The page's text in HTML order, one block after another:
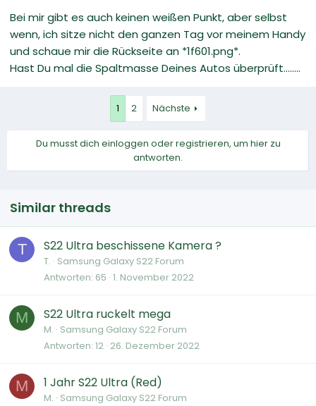
Bei mir gibt es auch keinen weißen Punkt, aber selbst
wenn, ich sitze nicht den ganzen Tag vor meinem Handy
und schaue mir die Rückseite an *1f601.png*.
Hast Du mal die Spaltmasse Deines Autos überprüft........
1 2 Nächste
Du musst dich einloggen oder registrieren, um hier zu
antworten.
Similar threads
T S22 Ultra beschissene Kamera ?
T. Samsung Galaxy S22 Forum
Antworten 65 1. November 2022
M S22 Ultra ruckelt mega
M. Samsung Galaxy S22 Forum
Antworten 12 26. Dezember 2022
M 1 Jahr S22 Ultra (Red)
M. Samsung Galaxy S22 Forum